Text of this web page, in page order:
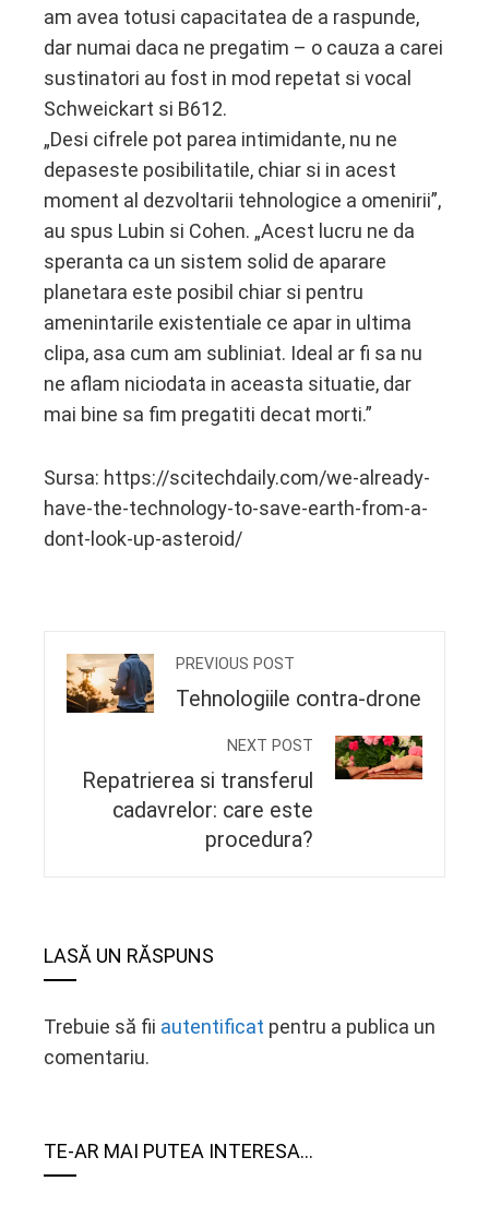
am avea totusi capacitatea de a raspunde,
dar numai daca ne pregatim – o cauza a carei
sustinatori au fost in mod repetat si vocal
Schweickart si B612.
„Desi cifrele pot parea intimidante, nu ne
depaseste posibilitatile, chiar si in acest
moment al dezvoltarii tehnologice a omenirii”,
au spus Lubin si Cohen. „Acest lucru ne da
speranta ca un sistem solid de aparare
planetara este posibil chiar si pentru
amenintarile existentiale ce apar in ultima
clipa, asa cum am subliniat. Ideal ar fi sa nu
ne aflam niciodata in aceasta situatie, dar
mai bine sa fim pregatiti decat morti.”
Sursa: https://scitechdaily.com/we-already-
have-the-technology-to-save-earth-from-a-
dont-look-up-asteroid/
PREVIOUS POST
Tehnologiile contra-drone
NEXT POST
Repatrierea si transferul
cadavrelor: care este
procedura?
LASĂ UN RĂSPUNS
Trebuie să fii autentificat pentru a publica un
comentariu.
TE-AR MAI PUTEA INTERESA...